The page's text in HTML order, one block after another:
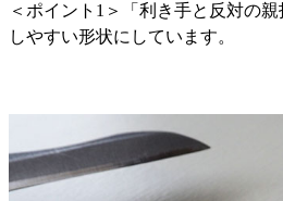
＜ポイント1＞「利き手と反対の
しやすい形状にしています。